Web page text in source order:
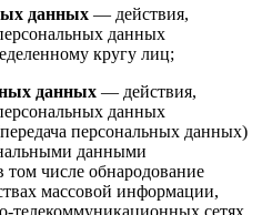
данных — действия,
данных
кругу лиц;
данных — действия,
данных
персональных данных)
данными
том числе обнародование
массовой информации,
телекоммуникационных сетях